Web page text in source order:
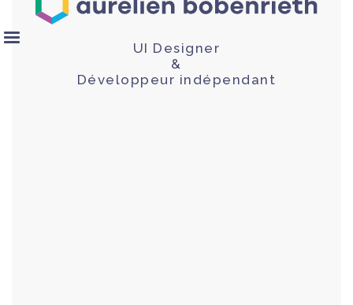
UI Designer
&
Développeur indépendant